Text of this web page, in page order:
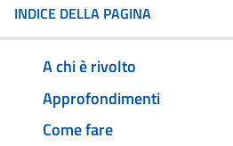
INDICE DELLA PAGINA
A chi è rivolto
Approfondimenti
Come fare